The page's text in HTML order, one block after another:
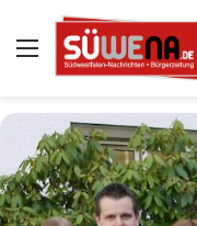
Auswahl